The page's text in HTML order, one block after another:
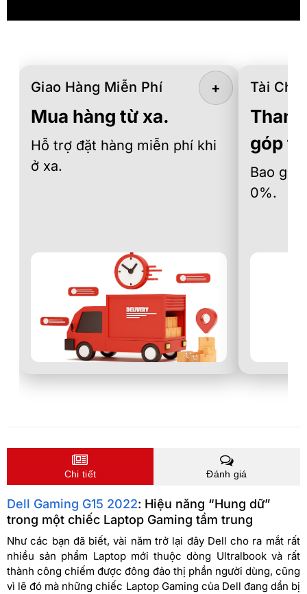
Giao Hàng Miễn Phí
Mua hàng từ xa.
Hỗ trợ đặt hàng miễn phí khi
ở xa.
+ Tài
góp
Bao
0%.
Chi tiết Đánh giá
Dell Gaming G15 2022: Hiệu năng “Hung dữ”
trong một chiếc Laptop Gaming tầm trung
Như các bạn đã biết, vài năm trở lại đây Dell cho ra mắt rất
nhiều sản phẩm Laptop mới thuộc dòng Ultralbook và rất
thành công chiếm được đông đảo thị phần người dùng, cũng
vì lẽ đó mà những chiếc Laptop Gaming của Dell đang dần bị